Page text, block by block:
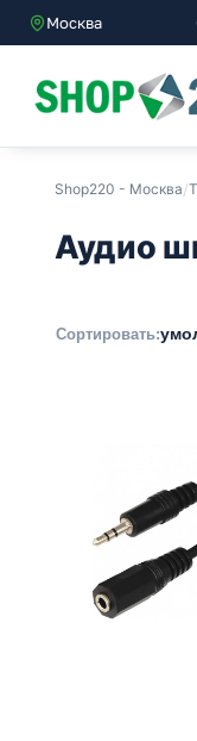
Москва
Shop220 - Москва/
Аудио
Сортировать: